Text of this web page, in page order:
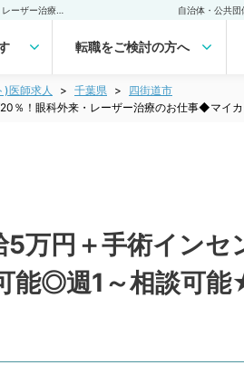
自治体・公共
転職をご検討の方へ
)医師求人 千葉県
四街道市
％！眼科外来・レーザー治療のお仕事◆マイ
5万円＋手術イン
◎週1～相談可能